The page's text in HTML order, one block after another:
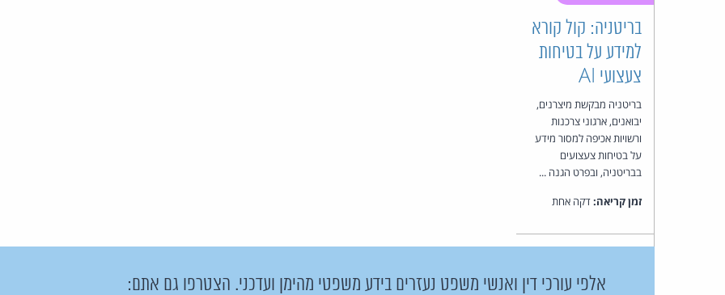
בריטניה: קול קורא
למידע על בטיחות
צעצועי AI
בריטניה מבקשת מיצרנים,
יבואנים, ארגוני צרכנות
ורשויות אכיפה למסור מידע
על בטיחות צעצועים
בבריטניה, ובפרט הגנה ...
זמן קריאה:דקה אחת
אלפי עורכי דין ואנשי משפט נעזרים בידע משפטי מהימן ועדכני. הצטרפו גם אתם: